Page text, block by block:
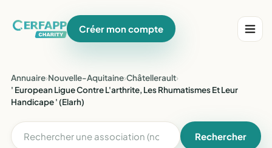
Créer mon compte
Annuaire›Nouvelle-Aquitaine›Châtellerault›
' European Ligue Contre L'arthrite, Les Rhumatismes Et Leur
Handicape ' (Elarh)
Rechercher